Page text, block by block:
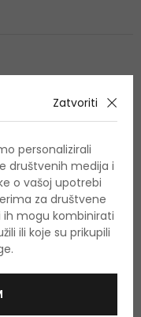
Njegova karijera u
uspješna te odmah
Zaitsevje započeo
show mladih
parfemi Slava
Iste godine Slava
pod nazivom
slatkasti ruski
Parfemi Slava
poreći ruske
Zatvoriti
personalizirali
društvenih medija i
o vašoj upotrebi
za društvene
ih mogu kombinirati
ili koje su prikupili